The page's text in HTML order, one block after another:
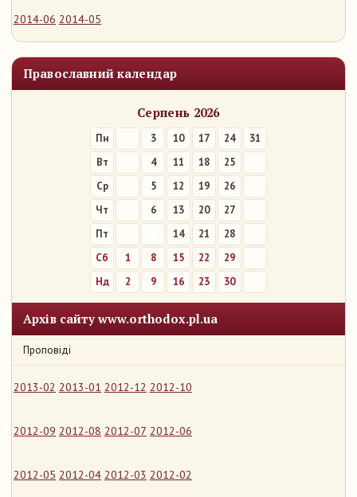
2014-06 2014-05
Православний календар
Серпень 2026
Пн 3 10 17 24
31
Вт
4 11 18
25
Ср
5 12 19
26
Чт
6 13 20
27
Пт
14 21
28
Сб
1 8 15 22
29
Нд
2 9 16 23 30
Архів сайту www.orthodox.pl.ua
Проповіді
2013-02 2013-01 2012-12 2012-10
2012-09 2012-08 2012-07 2012-06
2012-05 2012-04 2012-03 2012-02